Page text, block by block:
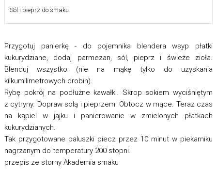
Sól i pieprz do smaku
Przygotuj panierkę - do pojemnika blendera wsyp płatki
kukurydziane, dodaj parmezan, sól, pieprz i świeże zioła.
Blenduj wszystko (nie na mąkę tylko do uzyskania
kilkumilimetrowych drobin).
Rybę pokrój na podłużne kawałki. Skrop sokiem wyciśniętym
z cytryny. Dopraw solą i pieprzem. Obtocz w mące. Teraz czas
na kąpiel w jajku i panierowanie w zmielonych płatkach
kukurydzianych.
Tak przygotowane paluszki piecz przez 10 minut w piekarniku
nagrzanym do temperatury 200 stopni.
przepis ze storny Akademia smaku